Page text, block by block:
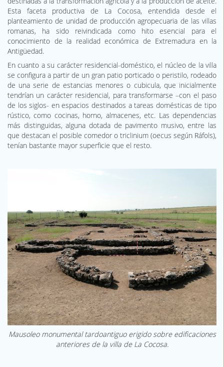
Esta faceta productiva de La Cocosa, entendida desde el
planteamiento de unidad de producción agropecuaria de las villas
romanas, ha sido reivindicada como hito esencial para el
conocimiento de la realidad económica de Extremadura en la
Antigüedad.
En cuanto a su carácter residencial-doméstico, el núcleo de la villa
se configura a partir de un gran patio porticado o peristilo, rodeado
de una serie de estancias menores o cubicula, que inicialmente
tendrían un carácter residencial, para transformarse –con el paso
de los siglos- en espacios destinados a tareas domésticas de tipo
rústico, como cocinas, horno, almacenes, etc. Las dependencias
más distinguidas, alguna dotada de pavimento musivo, entre las
que destacan el posible comedor o triclinium (oecus según Ráfols),
tenían bastante mayor superficie que el resto.
Mausoleo monumental tardoantiguo erigido sobre edificaciones
anteriores de la villa de La Cocosa.